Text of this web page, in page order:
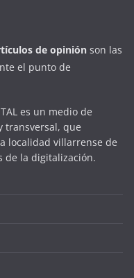
de opinión son las
el punto de
es un medio de
transversal, que
localidad villarrense de
de la digitalización.